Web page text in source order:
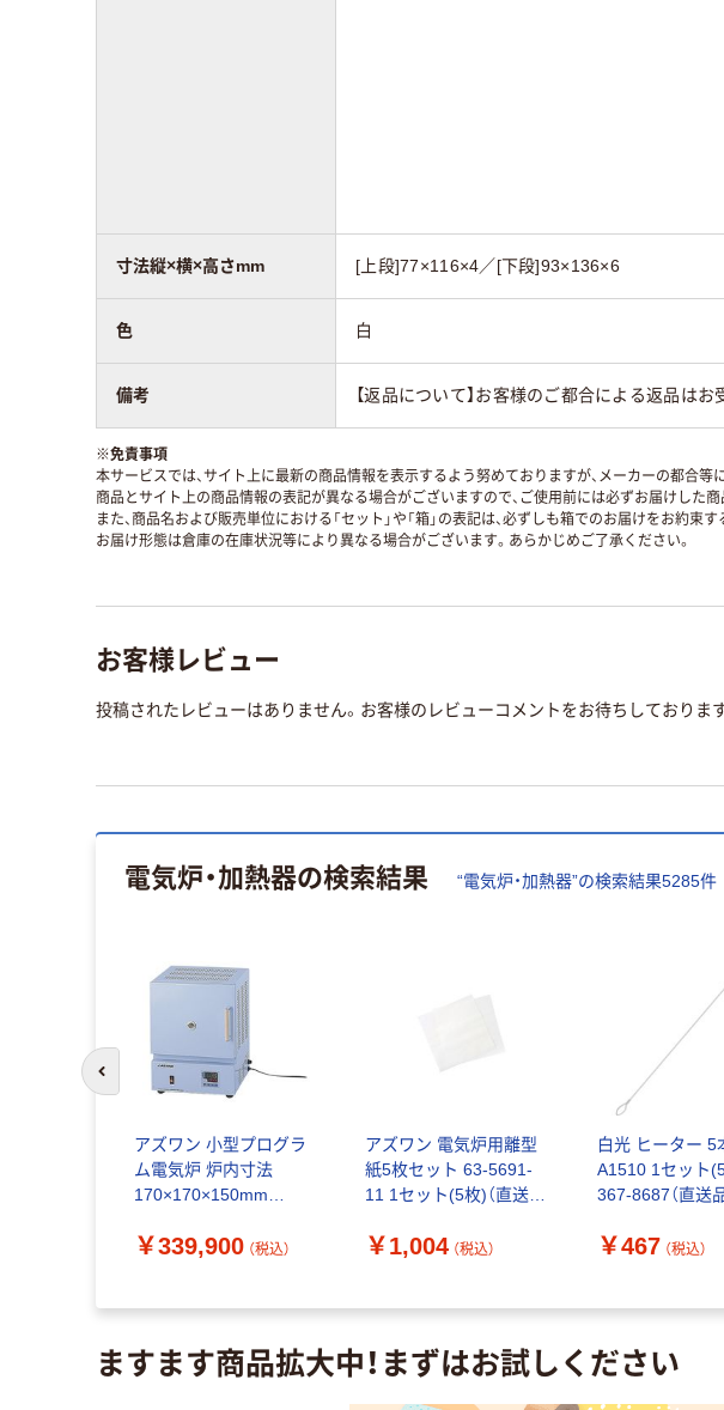
寸法縦×横×高さmm [上段]77×116×4／[下段]93×136×6
色 白
備考 【返品について】お客様のご都合による返品はお
※免責事項
本サービスでは、サイト上に最新の商品情報を表示するよう努めておりますが、メーカーの都合等
商品とサイト上の商品情報の表記が異なる場合がございますので、ご使用前には必ずお届けした
また、商品名および販売単位における「セット」や「箱」の表記は、必ずしも箱でのお届けをお約束
お届け形態は倉庫の在庫状況等により異なる場合がございます。あらかじめご了承ください。
お客様レビュー
投稿されたレビューはありません。お客様のレビューコメントをお待ちしております
電気炉・加熱器の検索結果 “電気炉・加熱器”の検索結果5285件
アズワン 小型プログラ
ム電気炉 炉内寸法
170×170×150mm
02（直送品）
￥339,900 （税込）
アズワン 電気炉用離型
紙5枚セット 63-5691-
11 1セット(5枚)（直送
￥1,004 （税込）
白光 ヒーター 5
A1510 1セット
367-8687（直送品
￥467 （税込）
前のスライドへ
ますます商品拡大中！まずはお試しください